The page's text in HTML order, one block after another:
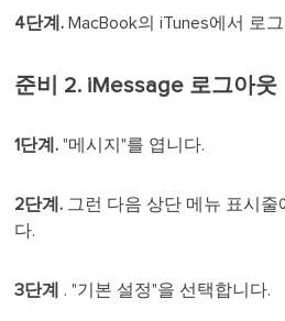
4단계. MacBook의 iTunes에서 로
준비 2. iMessage 로그아웃
1단계. "메시지"를 엽니다.
2단계. 그런 다음 상단 메뉴 표시줄
다.
3단계 . "기본 설정"을 선택합니다.